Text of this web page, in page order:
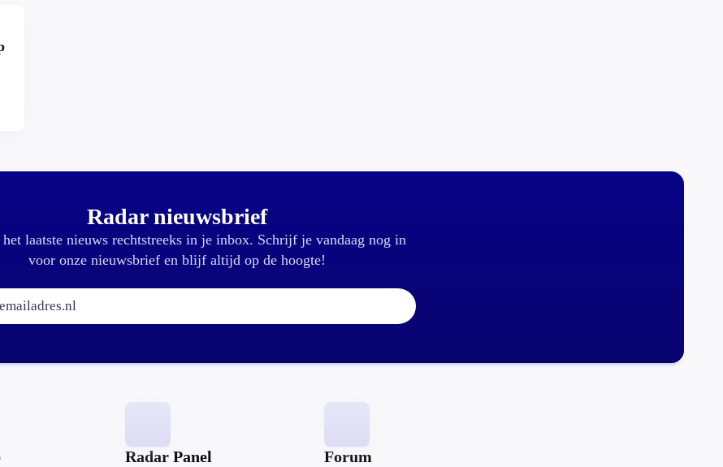
Radar nieuwsbrief
laatste nieuws rechtstreeks in je inbox. Schrijf je vandaag nog in
voor onze nieuwsbrief en blijf altijd op de hoogte!
E-mailadres:
Radar Panel Forum